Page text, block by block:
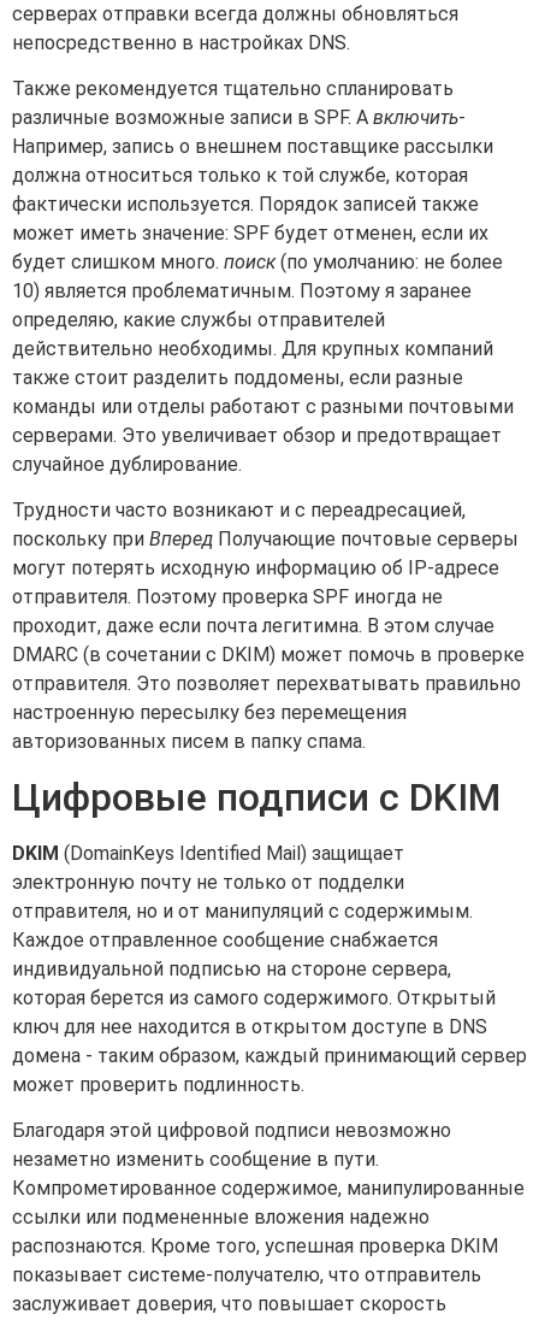
серверах отправки всегда должны обновляться
непосредственно в настройках DNS.
Также рекомендуется тщательно спланировать
различные возможные записи в SPF. A включить-
Например, запись о внешнем поставщике рассылки
должна относиться только к той службе, которая
фактически используется. Порядок записей также
может иметь значение: SPF будет отменен, если их
будет слишком много. поиск(по умолчанию: не более
10) является проблематичным. Поэтому я заранее
определяю, какие службы отправителей
действительно необходимы. Для крупных компаний
также стоит разделить поддомены, если разные
команды или отделы работают с разными почтовыми
серверами. Это увеличивает обзор и предотвращает
случайное дублирование.
Трудности часто возникают и с переадресацией,
поскольку при Вперед Получающие почтовые серверы
могут потерять исходную информацию об IP-адресе
отправителя. Поэтому проверка SPF иногда не
проходит, даже если почта легитимна. В этом случае
DMARC (в сочетании с DKIM) может помочь в проверке
отправителя. Это позволяет перехватывать правильно
настроенную пересылку без перемещения
авторизованных писем в папку спама.
Цифровые подписи с DKIM
DKIM (DomainKeys Identified Mail) защищает
электронную почту не только от подделки
отправителя, но и от манипуляций с содержимым.
Каждое отправленное сообщение снабжается
индивидуальной подписью на стороне сервера,
которая берется из самого содержимого. Открытый
ключ для нее находится в открытом доступе в DNS
домена - таким образом, каждый принимающий сервер
может проверить подлинность.
Благодаря этой цифровой подписи невозможно
незаметно изменить сообщение в пути.
Компрометированное содержимое, манипулированные
ссылки или подмененные вложения надежно
распознаются. Кроме того, успешная проверка DKIM
показывает системе-получателю, что отправитель
заслуживает доверия, что повышает скорость